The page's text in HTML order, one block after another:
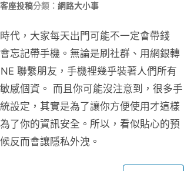
客座投稿分類： 網路大小事
代，大家每天出門可能不一定會帶錢
忘記帶手機。無論是刷社群、用網銀轉
聯繫朋友，手機裡幾乎裝著人們所有
感個資。 而且你可能沒注意到，很多手
設定，其實是為了讓你方便使用才這樣
了你的資訊安全。所以，看似貼心的預
反而會讓隱私外洩。